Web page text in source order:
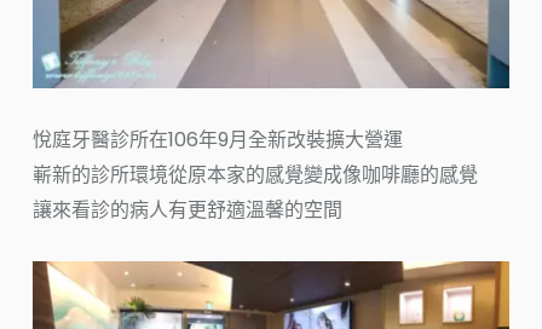
悅庭牙醫診所在106年9月全新改裝擴大營運
嶄新的診所環境從原本家的感覺變成像咖啡廳的感覺
讓來看診的病人有更舒適溫馨的空間